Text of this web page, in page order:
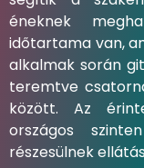
éneknek
időtartama van,
alkalmak során
teremtve
között. Az
országos
részesülnek